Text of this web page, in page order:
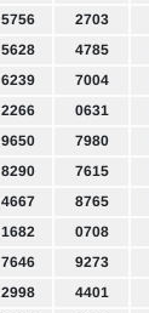
5756 2703
5628 4785
6239 7004
2266 0631
9650 7980
8290 7615
4667 8765
1682 0708
7646 9273
2998 4401